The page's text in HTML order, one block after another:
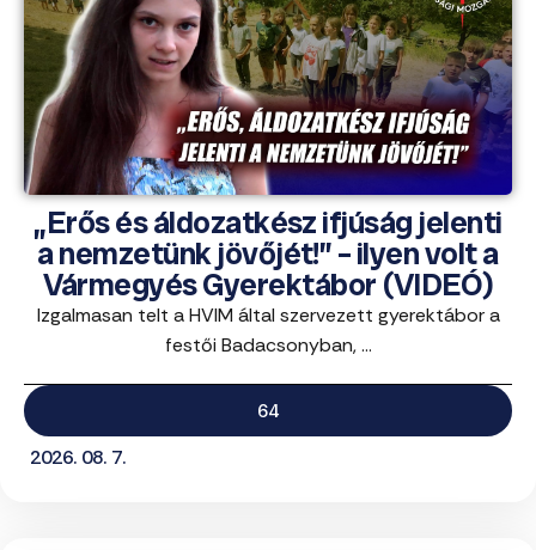
„Erős és áldozatkész ifjúság jelenti
a nemzetünk jövőjét!” – ilyen volt a
Vármegyés Gyerektábor (VIDEÓ)
Izgalmasan telt a HVIM által szervezett gyerektábor a
festői Badacsonyban, ...
64
2026. 08. 7.